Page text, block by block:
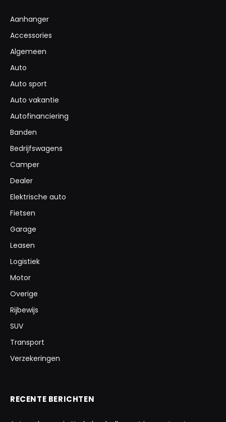
Aanhanger
Accessories
Algemeen
Auto
Auto sport
Auto vakantie
Autofinanciering
Banden
Bedrijfswagens
Camper
Dealer
Elektrische auto
Fietsen
Garage
Leasen
Logistiek
Motor
Overige
Rijbewijs
SUV
Transport
Verzekeringen
RECENTE BERICHTEN